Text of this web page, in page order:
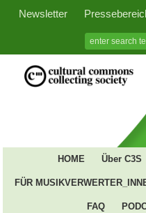
Newsletter
HOME Über C3S
FÜR
FAQ